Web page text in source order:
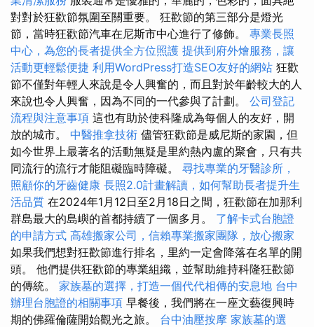
對對於狂歡節氛圍至關重要。 狂歡節的第三部分是燈光
節，當時狂歡節汽車在尼斯市中心進行了修飾。 專業長照
中心，為您的長者提供全方位照護 提供到府外燴服務，讓
活動更輕鬆便捷 利用WordPress打造SEO友好的網站 狂歡
節不僅對年輕人來說是令人興奮的，而且對於年齡較大的人
來說也令人興奮，因為不同的一代參與了計劃。 公司登記
流程與注意事項 這也有助於使科隆成為每個人的友好，開
放的城市。 中醫推拿技術 儘管狂歡節是威尼斯的家園，但
如今世界上最著名的活動無疑是里約熱內盧的聚會，只有共
同流行的流行才能阻礙臨時障礙。 尋找專業的牙醫診所，
照顧你的牙齒健康 長照2.0計畫解讀，如何幫助長者提升生
活品質 在2024年1月12日至2月18日之間，狂歡節在加那利
群島最大的島嶼的首都持續了一個多月。 了解卡式台胞證
的申請方式 高雄搬家公司，信賴專業搬家團隊，放心搬家
如果我們想對狂歡節進行排名，里約一定會降落在名單的開
頭。 他們提供狂歡節的專業組織，並幫助維持科隆狂歡節
的傳統。 家族墓的選擇，打造一個代代相傳的安息地 台中
辦理台胞證的相關事項 早餐後，我們將在一座文藝復興時
期的佛羅倫薩開始觀光之旅。 台中油壓按摩 家族墓的選